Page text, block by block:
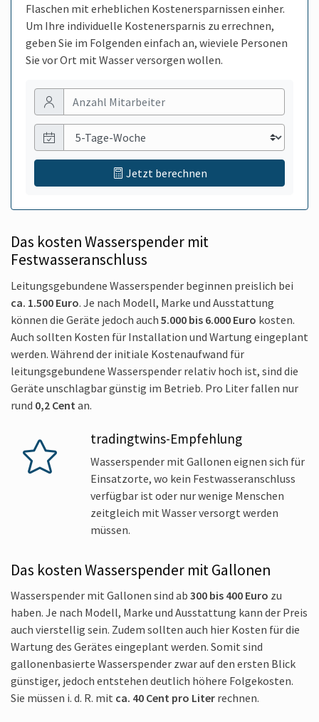
Flaschen mit erheblichen Kostenersparnissen einher.
Um Ihre individuelle Kostenersparnis zu errechnen,
geben Sie im Folgenden einfach an, wieviele Personen
Sie vor Ort mit Wasser versorgen wollen.
Anzahl Personen
Anzahl Wochentage
Jetzt berechnen
Das kosten Wasserspender mit
Festwasseranschluss
Leitungsgebundene Wasserspender beginnen preislich bei
ca. 1.500 Euro. Je nach Modell, Marke und Ausstattung
können die Geräte jedoch auch 5.000 bis 6.000 Euro kosten.
Auch sollten Kosten für Installation und Wartung eingeplant
werden. Während der initiale Kostenaufwand für
leitungsgebundene Wasserspender relativ hoch ist, sind die
Geräte unschlagbar günstig im Betrieb. Pro Liter fallen nur
rund 0,2 Cent an.
tradingtwins-Empfehlung
Wasserspender mit Gallonen eignen sich für
Einsatzorte, wo kein Festwasseranschluss
verfügbar ist oder nur wenige Menschen
zeitgleich mit Wasser versorgt werden
müssen.
Das kosten Wasserspender mit Gallonen
Wasserspender mit Gallonen sind ab 300 bis 400 Euro zu
haben. Je nach Modell, Marke und Ausstattung kann der Preis
auch vierstellig sein. Zudem sollten auch hier Kosten für die
Wartung des Gerätes eingeplant werden. Somit sind
gallonenbasierte Wasserspender zwar auf den ersten Blick
günstiger, jedoch entstehen deutlich höhere Folgekosten.
Sie müssen i. d. R. mit ca. 40 Cent pro Liter rechnen.